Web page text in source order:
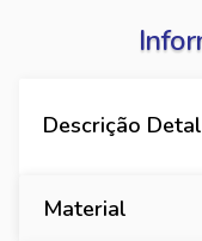
Descrição
Material